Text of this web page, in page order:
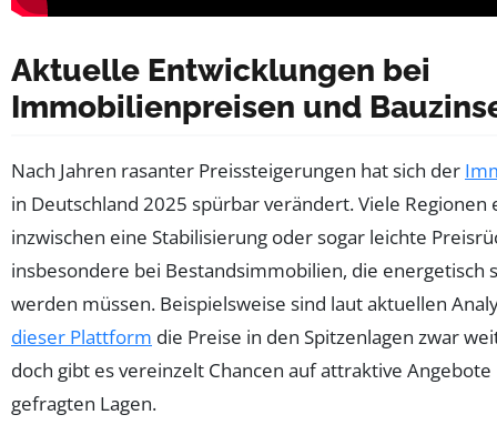
Aktuelle Entwicklungen bei
Immobilienpreisen und
Nach Jahren rasanter Preissteigerungen hat sich der
in Deutschland 2025 spürbar verändert. Viele Regionen
inzwischen eine Stabilisierung oder sogar leichte
insbesondere bei Bestandsimmobilien, die energetisch
werden müssen. Beispielsweise sind laut aktuellen
dieser Plattform die Preise in den Spitzenlagen zwar
doch gibt es vereinzelt Chancen auf attraktive
gefragten Lagen.